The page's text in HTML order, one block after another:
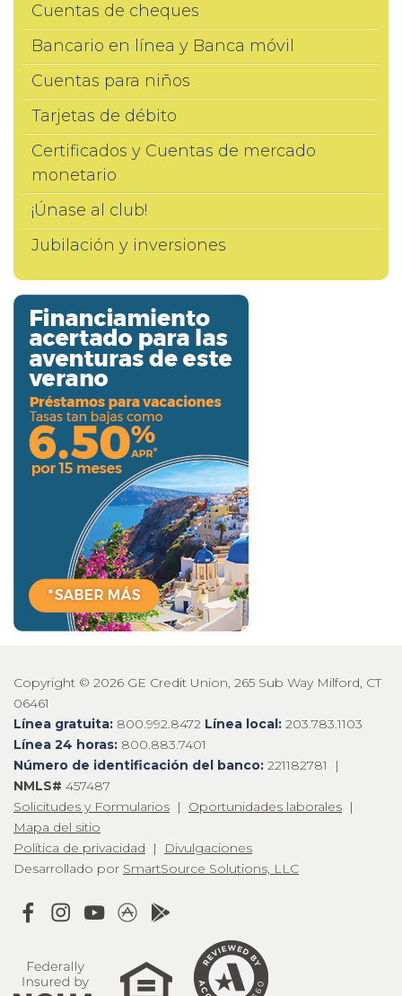
Cuentas de cheques
Bancario en línea y Banca móvil
Cuentas para niños
Tarjetas de débito
Certificados y Cuentas de mercado
monetario
¡Únase al club!
Jubilación y inversiones
Copyright © 2026 GE Credit Union, 265 Sub Way Milford, CT
06461
Línea gratuita: 800.992.8472 Línea local: 203.783.1103
Línea 24 horas: 800.883.7401
Número de identificación del banco: 221182781 |
NMLS# 457487
Solicitudes y Formularios | Oportunidades laborales |
Mapa del sitio
Política de privacidad |
Divulgaciones
Desarrollado por SmartSource Solutions, LLC